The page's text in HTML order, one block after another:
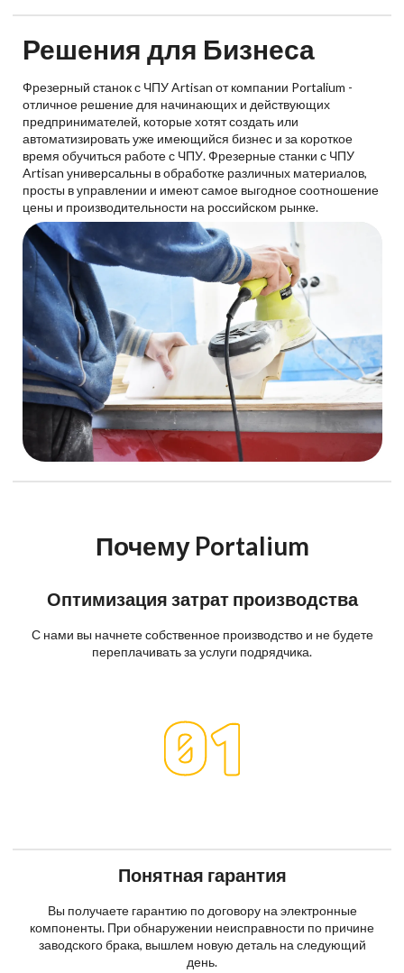
Решения для Бизнеса
Фрезерный станок с ЧПУ Artisan от компании Portalium -
отличное решение для начинающих и действующих
предпринимателей, которые хотят создать или
автоматизировать уже имеющийся бизнес и за короткое
время обучиться работе с ЧПУ. Фрезерные станки с ЧПУ
Artisan универсальны в обработке различных материалов,
просты в управлении и имеют самое выгодное соотношение
цены и производительности на российском рынке.
Почему Portalium
Оптимизация затрат производства
С нами вы начнете собственное производство и не будете
переплачивать за услуги подрядчика.
Понятная гарантия
Вы получаете гарантию по договору на электронные
компоненты. При обнаружении неисправности по причине
заводского брака, вышлем новую деталь на следующий
день.